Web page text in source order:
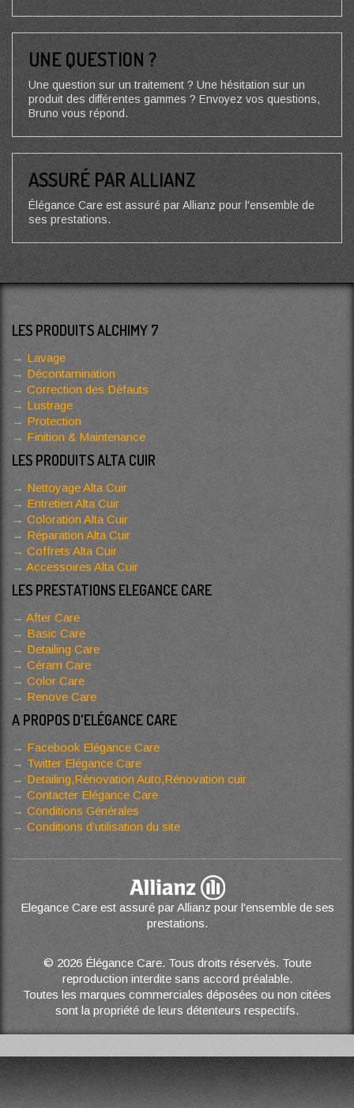
UNE QUESTION ?
Une question sur un traitement ? Une hésitation sur un
produit des différentes gammes ? Envoyez vos questions,
Bruno vous répond.
ASSURÉ PAR ALLIANZ
Élégance Care est assuré par Allianz pour l'ensemble de
ses prestations.
LES PRODUITS ALCHIMY 7
Lavage
Décontamination
Correction des Défauts
Lustrage
Protection
Finition & Maintenance
LES PRODUITS ALTA CUIR
Nettoyage Alta Cuir
Entretien Alta Cuir
Coloration Alta Cuir
Réparation Alta Cuir
Coffrets Alta Cuir
Accessoires Alta Cuir
LES PRESTATIONS ELEGANCE CARE
After Care
Basic Care
Detailing Care
Céram Care
Color Care
Renove Care
A PROPOS D'ELÉGANCE CARE
Facebook Elégance Care
Twitter Elégance Care
Detailing,Rénovation Auto,Rénovation cuir
Contacter Elégance Care
Conditions Générales
Conditions d’utilisation du site
Elegance Care est assuré par Allianz pour l'ensemble de ses
prestations.
© 2026 Élégance Care. Tous droits réservés. Toute
reproduction interdite sans accord préalable.
Toutes les marques commerciales déposées ou non citées
sont la propriété de leurs détenteurs respectifs.